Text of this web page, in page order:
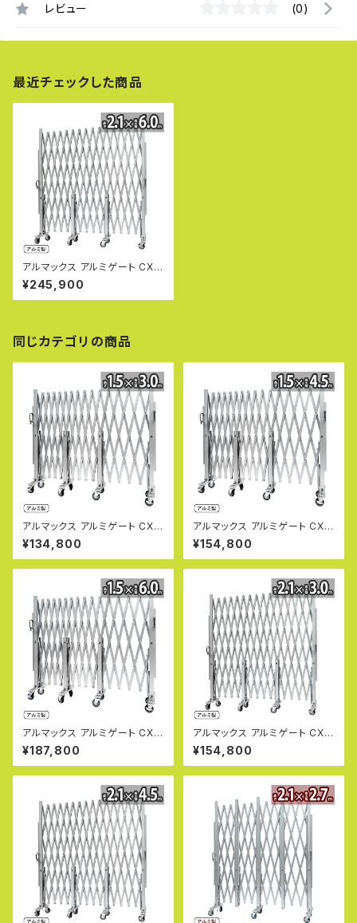
レビュー (0)
最近チェックした商品
アルマックス アルミゲート CXG
2060（幅6m×高さ2.1m） CXG
シリーズ パネル取付不可タイプ
片開き 伸縮門扉 フロアゲート
キャスターゲート ガレージゲー
ト 仮設ゲートALMAX 【代引・時
間指定不可】
¥245,900
同じカテゴリの商品
アルマックス アルミゲート CXG
1530（幅3m×高さ1.5m） CXG
シリーズ パネル取付不可タイプ
サイクルクロスゲート CXGA-1
ート アコーディオンゲート アル
ミフェンス 蛇腹ゲート キャスタ
ーゲート 仮設ゲートALMAX
【代引・時間指定不可】
¥134,800
アルマックス アルミゲート CXG
1545（幅4.5m×高さ1.5m） CX
Gシリーズ パネル取付不可タイ
プ サイクルクロスゲート CXGA
ゲート アコーディオンゲート ア
ルミフェンス 蛇腹ゲート キャス
ターゲート 仮設ゲートALMAX
【代引・時間指定不可】
¥154,800
アルマックス アルミゲート CXG
1560（幅6m×高さ1.5m） CXG
シリーズ パネル取付不可タイプ
サイクルクロスゲート CXGA-1
ート アコーディオンゲート アル
ミフェンス 蛇腹ゲート キャスタ
ーゲート 仮設ゲートALMAX
【代引・時間指定不可】
¥187,800
アルマックス アルミゲート CXG
2030（幅3m×高さ2.1m） CXG
シリーズ パネル取付不可タイプ
片開き 伸縮門扉 フロアゲート
ンス 蛇腹ゲート ジャバラゲート
キャスターゲート ガレージゲー
ト 仮設ゲートALMAX 【代引・時
間指定不可】
¥154,800